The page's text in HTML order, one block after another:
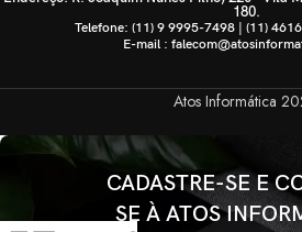
180.
Telefone: (11) 9 9995-7498 | (11)
E-mail :
Atos Informática
CADASTRE-SE E
SE À ATOS